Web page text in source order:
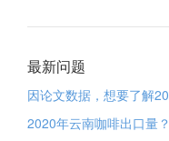
最新问题
2020年云南咖啡出口量？